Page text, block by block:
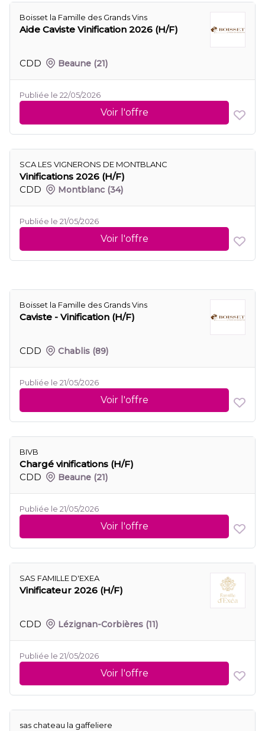
Boisset la Famille des Grands Vins
Aide Caviste Vinification 2026 (H/F)
CDD Beaune (21)
Publiée le 22/05/2026
Voir l'offre
SCA LES VIGNERONS DE MONTBLANC
Vinifications 2026 (H/F)
CDD
Montblanc (34)
Publiée le 21/05/2026
Voir l'offre
Boisset la Famille des Grands Vins
Caviste - Vinification (H/F)
CDD Chablis (89)
Publiée le 21/05/2026
Voir l'offre
BIVB
Chargé vinifications (H/F)
CDD
Beaune (21)
Publiée le 21/05/2026
Voir l'offre
SAS FAMILLE D'EXEA
Vinificateur 2026 (H/F)
CDD Lézignan-Corbières (11)
Publiée le 21/05/2026
Voir l'offre
sas chateau la gaffeliere